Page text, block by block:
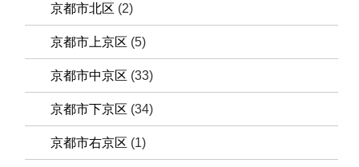
京都市北区 (2)
京都市上京区 (5)
京都市中京区 (33)
京都市下京区 (34)
京都市右京区 (1)